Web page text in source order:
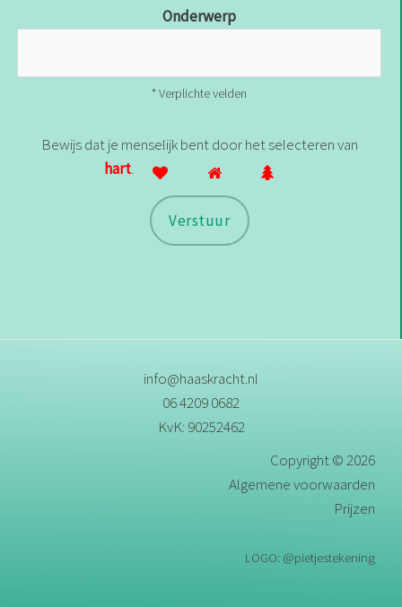
Onderwerp
* Verplichte velden
Bewijs dat je menselijk bent door het selecteren van
hart.
Verstuur
info@haaskracht.nl
06 4209 0682
KvK: 90252462
Copyright © 2026
Algemene voorwaarden
Prijzen
LOGO: @pietjestekening